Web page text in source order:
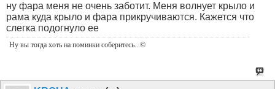
ну фара меня не очень заботит. Меня волнует крыло и
рама куда крыло и фара прикручиваются. Кажется что
слегка подогнуло ее
Ну вы тогда хоть на поминки соберитесь...©